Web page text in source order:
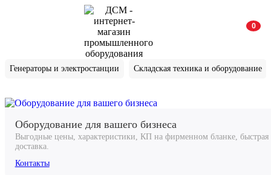
0
Оборудование для вашего бизнеса
Выгодные цены, характеристики, КП на фирменном бланке, быстрая
доставка.
Контакты
Генераторы и электростанции Складская техника и оборудование